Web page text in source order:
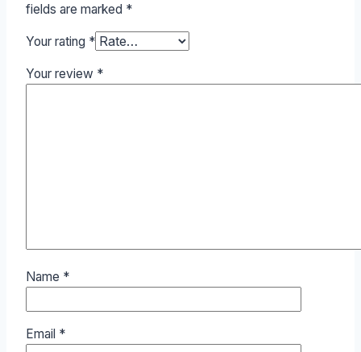
fields are marked *
Your rating *
Your review *
Name *
Email *